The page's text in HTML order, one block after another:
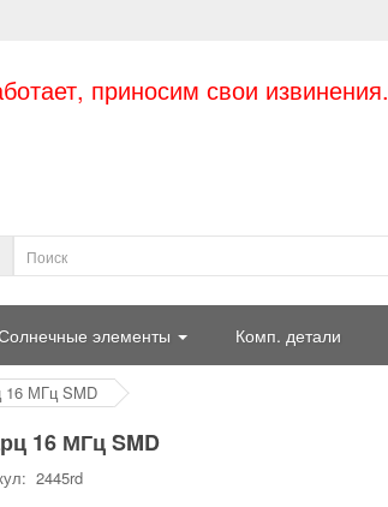
приносим свои извинения.
элементы Комп. детали
16 МГц SMD
16 МГц SMD
2445rd